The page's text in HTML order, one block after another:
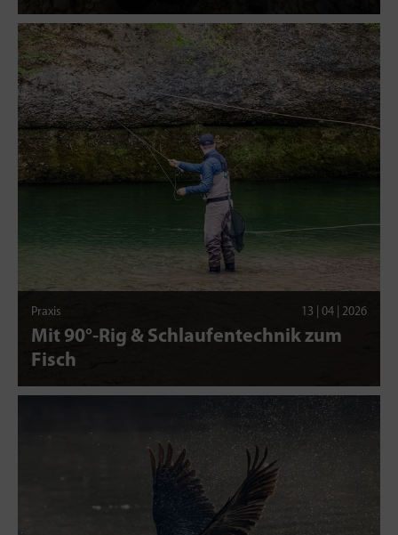
Praxis 13 | 04 | 2026
Mit 90°-Rig & Schlaufentechnik zum
Fisch